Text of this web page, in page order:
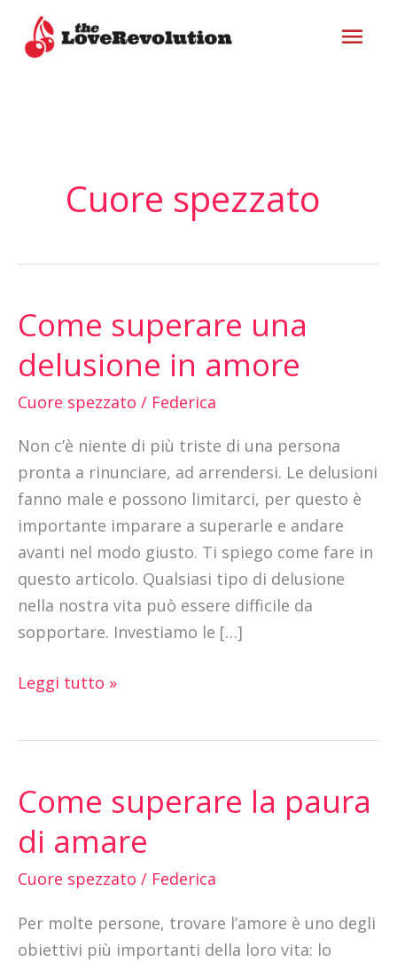
Cuore spezzato
Come superare una
delusione in amore
Cuore spezzato / Federica
Non c’è niente di più triste di una persona
pronta a rinunciare, ad arrendersi. Le delusioni
fanno male e possono limitarci, per questo è
importante imparare a superarle e andare
avanti nel modo giusto. Ti spiego come fare in
questo articolo. Qualsiasi tipo di delusione
nella nostra vita può essere difficile da
sopportare. Investiamo le […]
Come
superare
una
delusione
amore
Leggi tutto »
Come superare la paura
di amare
Cuore spezzato / Federica
Per molte persone, trovare l’amore è uno degli
obiettivi più importanti della loro vita: lo
Come
la
paura
amare